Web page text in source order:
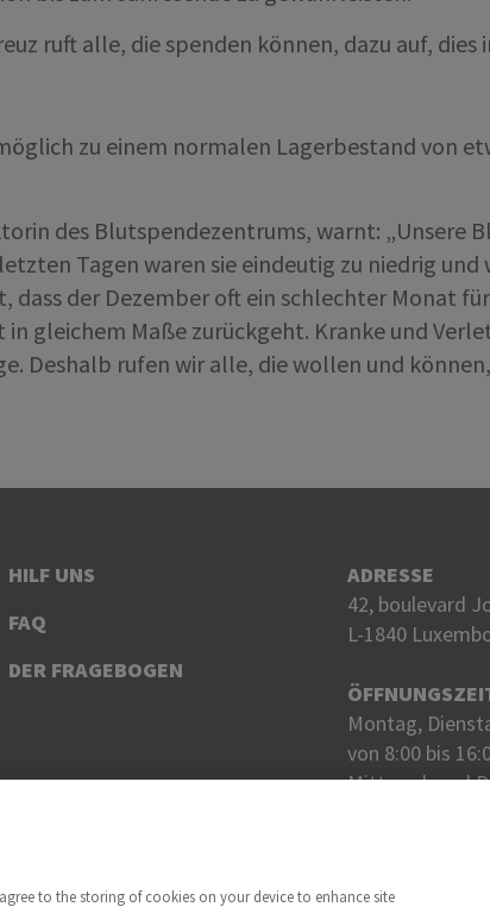
ruft alle, die spenden können, dazu auf, dies
zu einem normalen Lagerbestand von
des Blutspendezentrums, warnt:
Tagen waren sie eindeutig zu niedrig
dass der Dezember oft ein schlechter Monat
in gleichem Maße zurückgeht. Kranke und
Deshalb rufen wir alle, die wollen und
HILF UNS
FAQ
DER FRAGEBOGEN
ADRESSE
42, boulevard
L-1840
Montag,
von 8:00 bis
Mittwoch und
to the storing of cookies on your device to enhance site